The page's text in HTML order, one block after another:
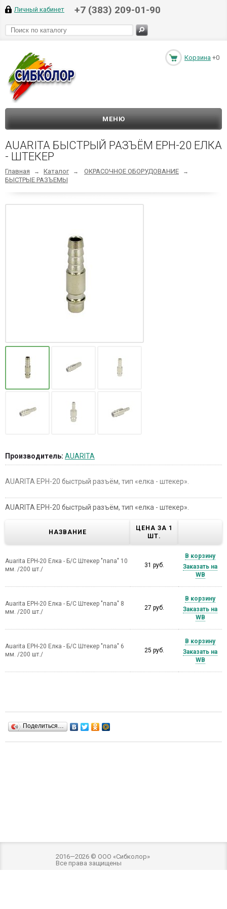
Личный кабинет +7 (383) 209-01-90
Корзина +0
МЕНЮ
AUARITA БЫСТРЫЙ РАЗЪЁМ EPH-20 ЕЛКА
- ШТЕКЕР
Главная → Каталог → ОКРАСОЧНОЕ ОБОРУДОВАНИЕ →
БЫСТРЫЕ РАЗЪЕМЫ
Производитель: AUARITA
AUARITA EPH-20 быстрый разъём, тип «елка - штекер».
AUARITA EPH-20 быстрый разъём, тип «елка - штекер».
НАЗВАНИЕ
ЦЕНА ЗА 1
ШТ.
Auarita EPH-20 Елка - Б/С Штекер "папа" 10
мм. /200 шт./
31 руб.
В корзину
Заказать на
WB
Auarita EPH-20 Елка - Б/С Штекер "папа" 8
мм. /200 шт./
27 руб.
В корзину
Заказать на
WB
Auarita EPH-20 Елка - Б/С Штекер "папа" 6
мм. /200 шт./
25 руб.
В корзину
Заказать на
WB
Поделиться…
2016—2026 © ООО «Сибколор»
Все права защищены